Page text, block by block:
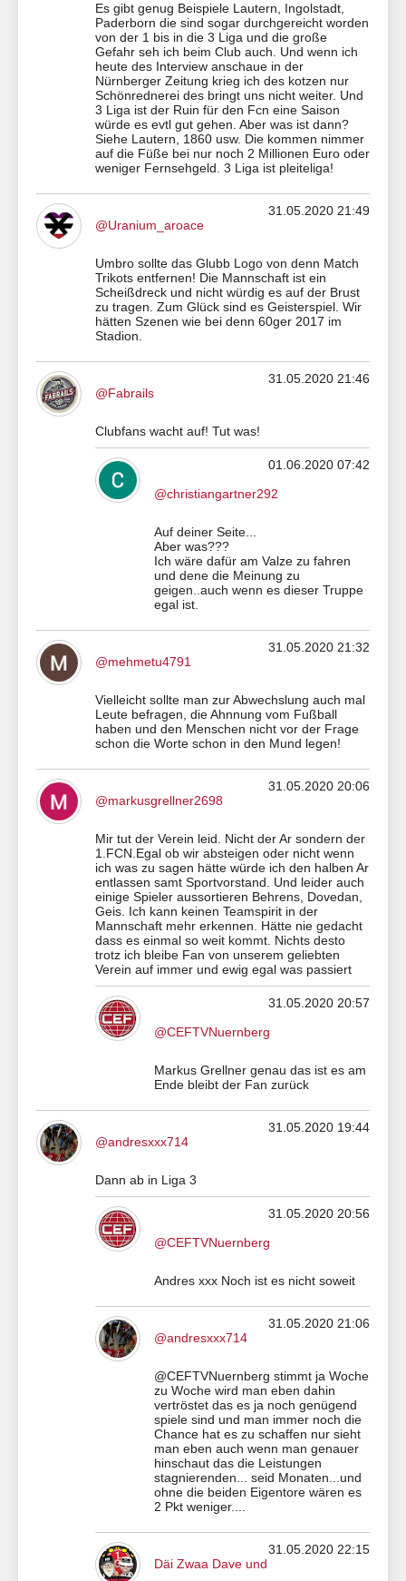
Es gibt genug Beispiele Lautern, Ingolstadt,
Paderborn die sind sogar durchgereicht worden
von der 1 bis in die 3 Liga und die große
Gefahr seh ich beim Club auch. Und wenn ich
heute des Interview anschaue in der
Nürnberger Zeitung krieg ich des kotzen nur
Schönrednerei des bringt uns nicht weiter. Und
3 Liga ist der Ruin für den Fcn eine Saison
würde es evtl gut gehen. Aber was ist dann?
Siehe Lautern, 1860 usw. Die kommen nimmer
auf die Füße bei nur noch 2 Millionen Euro oder
weniger Fernsehgeld. 3 Liga ist pleiteliga!
31.05.2020 21:49
@Uranium_aroace
Umbro sollte das Glubb Logo von denn Match
Trikots entfernen! Die Mannschaft ist ein
Scheißdreck und nicht würdig es auf der Brust
zu tragen. Zum Glück sind es Geisterspiel. Wir
hätten Szenen wie bei denn 60ger 2017 im
Stadion.
31.05.2020 21:46
@Fabrails
Clubfans wacht auf! Tut was!
01.06.2020 07:42
@christiangartner292
Auf deiner Seite...
Aber was???
Ich wäre dafür am Valze zu fahren
und dene die Meinung zu
geigen..auch wenn es dieser Truppe
egal ist.
31.05.2020 21:32
@mehmetu4791
Vielleicht sollte man zur Abwechslung auch mal
Leute befragen, die Ahnnung vom Fußball
haben und den Menschen nicht vor der Frage
schon die Worte schon in den Mund legen!
31.05.2020 20:06
@markusgrellner2698
Mir tut der Verein leid. Nicht der Ar sondern der
1.FCN.Egal ob wir absteigen oder nicht wenn
ich was zu sagen hätte würde ich den halben Ar
entlassen samt Sportvorstand. Und leider auch
einige Spieler aussortieren Behrens, Dovedan,
Geis. Ich kann keinen Teamspirit in der
Mannschaft mehr erkennen. Hätte nie gedacht
dass es einmal so weit kommt. Nichts desto
trotz ich bleibe Fan von unserem geliebten
Verein auf immer und ewig egal was passiert
31.05.2020 20:57
@CEFTVNuernberg
Markus Grellner genau das ist es am
Ende bleibt der Fan zurück
31.05.2020 19:44
@andresxxx714
Dann ab in Liga 3
31.05.2020 20:56
@CEFTVNuernberg
Andres xxx Noch ist es nicht soweit
31.05.2020 21:06
@andresxxx714
@CEFTVNuernberg stimmt ja Woche
zu Woche wird man eben dahin
vertröstet das es ja noch genügend
spiele sind und man immer noch die
Chance hat es zu schaffen nur sieht
man eben auch wenn man genauer
hinschaut das die Leistungen
stagnierenden... seid Monaten...und
ohne die beiden Eigentore wären es
2 Pkt weniger....
31.05.2020 22:15
Däi Zwaa Dave und